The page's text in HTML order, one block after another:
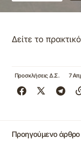
Δείτε το
Προσκλήσεις Δ.Σ. 7
Προηγούμενο άρθρο